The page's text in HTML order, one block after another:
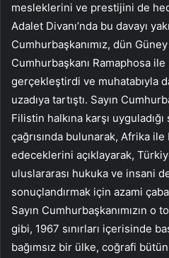
mesleklerini ve prestijini de
Adalet Divanı’nda bu davayı
Cumhurbaşkanımız, dün
Cumhurbaşkanı Ramaphosa
gerçekleştirdi ve muhatabıyla
uzadıya tartıştı. Sayın
Filistin halkına karşı uyguladığı
çağrısında bulunarak, Afrika
edeceklerini açıklayarak,
uluslararası hukuka ve insani
sonuçlandırmak için azami
Sayın Cumhurbaşkanımızın o
gibi, 1967 sınırları içerisinde
bağımsız bir ülke, coğrafi